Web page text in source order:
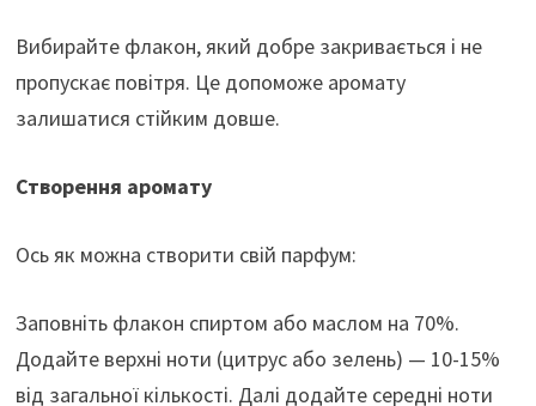
Вибирайте флакон, який добре закривається і не
пропускає повітря. Це допоможе аромату
залишатися стійким довше.
Створення аромату
Ось як можна створити свій парфум:
Заповніть флакон спиртом або маслом на 70%.
Додайте верхні ноти (цитрус або зелень) — 10-15%
від загальної кількості. Далі додайте середні ноти